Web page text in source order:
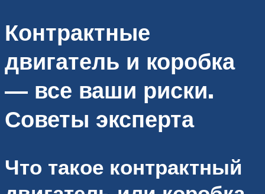
Контрактные
двигатель и коробка
— все ваши риски.
Советы эксперта
Что такое контрактный